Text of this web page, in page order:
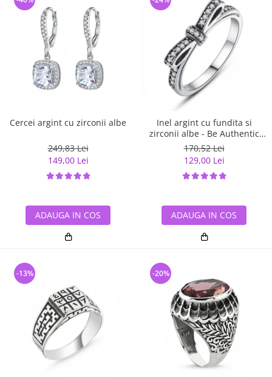
Cercei argint cu zirconii albe
249,83 Lei
149,00 Lei
ADAUGA IN COS
Inel argint cu fundita si
zirconii albe - Be Authentic
IST0007
170,52 Lei
129,00 Lei
ADAUGA IN COS
-13% -20%